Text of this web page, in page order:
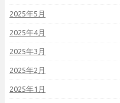
2025年5月
2025年4月
2025年3月
2025年2月
2025年1月